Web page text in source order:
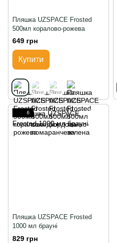
Пляшка UZSPACE Frosted
500мл коралово-рожева
649 грн
Купити
6
Пляшка UZSPACE Frosted
1000 мл брауні
829 грн